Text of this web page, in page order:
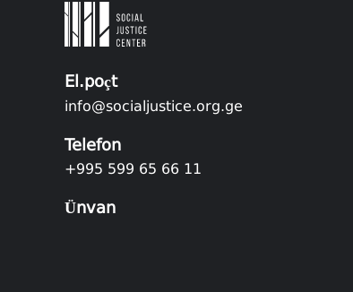
El.poçt
info@socialjustice.org.ge
Telefon
+995 599 65 66 11
Ünvan